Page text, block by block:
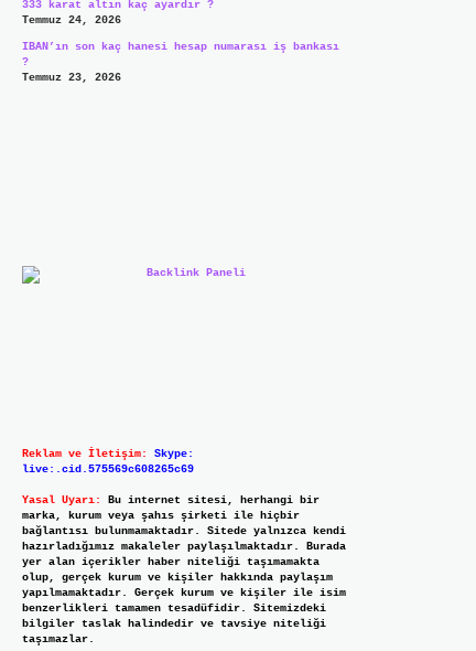
333 karat altın kaç ayardır ?
Temmuz 24, 2026
IBAN’ın son kaç hanesi hesap numarası iş bankası
?
Temmuz 23, 2026
Reklam ve İletişim:
Skype:
live:.cid.575569c608265c69
Yasal Uyarı:
Bu internet sitesi, herhangi bir
marka, kurum veya şahıs şirketi ile hiçbir
bağlantısı bulunmamaktadır. Sitede yalnızca kendi
hazırladığımız makaleler paylaşılmaktadır. Burada
yer alan içerikler haber niteliği taşımamakta
olup, gerçek kurum ve kişiler hakkında paylaşım
yapılmamaktadır. Gerçek kurum ve kişiler ile isim
benzerlikleri tamamen tesadüfidir. Sitemizdeki
bilgiler taslak halindedir ve tavsiye niteliği
taşımazlar.